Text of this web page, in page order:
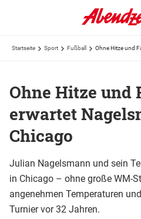
Startseite Sport Fußball
Ohne Hitze und
erwartet
Chicago
Julian Nagelsmann und sein
in Chicago – ohne große WM-
angenehmen Temperaturen
Turnier vor 32 Jahren.